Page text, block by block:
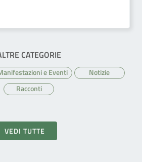
CATEGORIE
e Eventi
Notizie
Racconti
VEDI TUTTE